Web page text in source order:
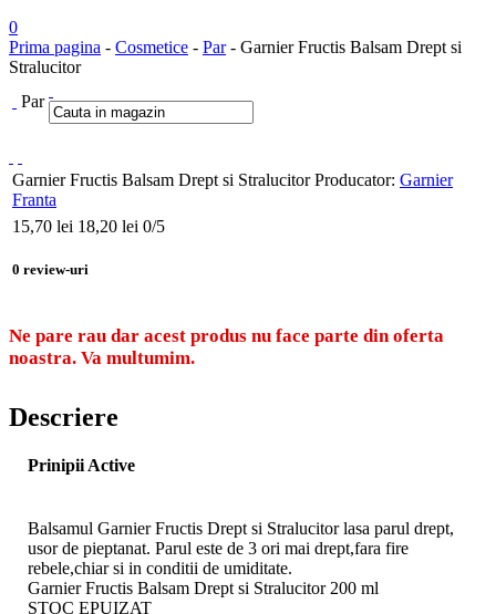
0
Prima pagina - Cosmetice - Par- Garnier Fructis Balsam Drept si
Stralucitor
Par
Garnier Fructis Balsam Drept si Stralucitor Producator: Garnier
Franta
15,70 lei 18,20 lei 0/5
0 review-uri
Ne pare rau dar acest produs nu face parte din oferta
noastra. Va multumim.
Descriere
Prinipii Active
Balsamul Garnier Fructis Drept si Stralucitor lasa parul drept,
usor de pieptanat. Parul este de 3 ori mai drept,fara fire
rebele,chiar si in conditii de umiditate.
Garnier Fructis Balsam Drept si Stralucitor 200 ml
STOC EPUIZAT